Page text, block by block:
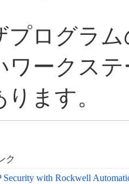
プログラ
ワークス
ます。
ク
Security with Rockwell